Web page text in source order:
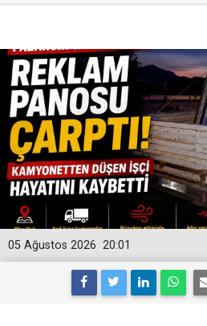
20:01
05 Ağustos 2026